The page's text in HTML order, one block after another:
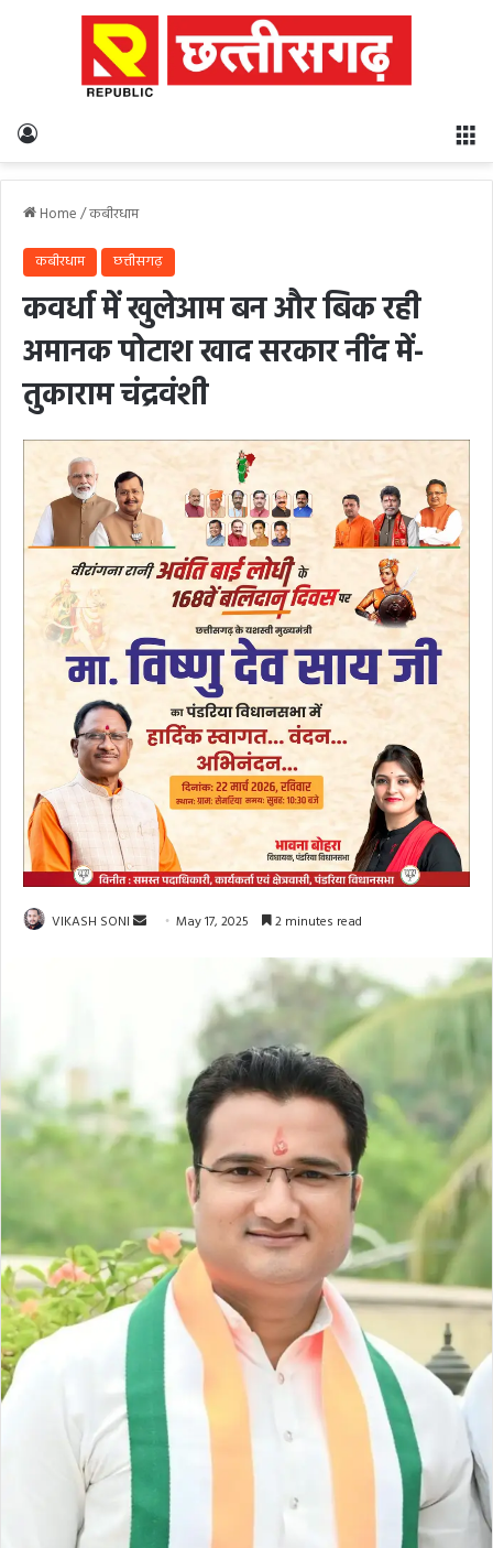
Home/कबीरधाम
कबीरधाम छत्तीसगढ़
कवर्धा में खुलेआम बन और बिक रही
अमानक पोटाश खाद सरकार नींद में-
तुकाराम चंद्रवंशी
VIKASH SONI
Send May 17, 2025 2 minutes read